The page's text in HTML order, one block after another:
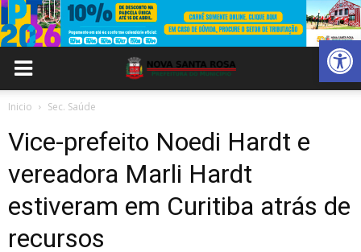
Abrir
Inicio Sec. Saúde
Vice-prefeito Noedi Hardt e
vereadora Marli Hardt
estiveram em Curitiba atrás de
recursos